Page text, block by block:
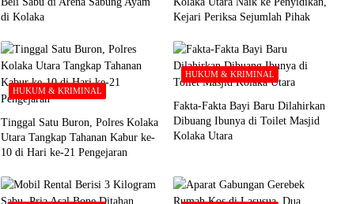
di Kolaka
Kejari Periksa Sejumlah Pihak
HUKUM & KRIMINAL
Tinggal Satu Buron, Polres Kolaka
Utara Tangkap Tahanan Kabur ke-
10 di Hari ke-21 Pengejaran
HUKUM & KRIMINAL
Fakta-Fakta Bayi Baru Dilahirkan
Dibuang Ibunya di Toilet Masjid
Kolaka Utara